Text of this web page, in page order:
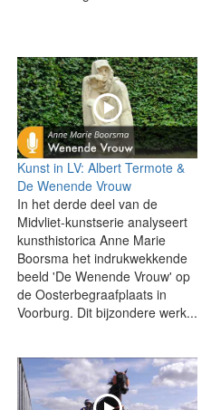
Kunst in LV: Albert Termote &
De Wenende Vrouw
In het derde deel van de
Midvliet-kunstserie analyseert
kunsthistorica Anne Marie
Boorsma het indrukwekkende
beeld 'De Wenende Vrouw' op
de Oosterbegraafplaats in
Voorburg. Dit bijzondere werk...